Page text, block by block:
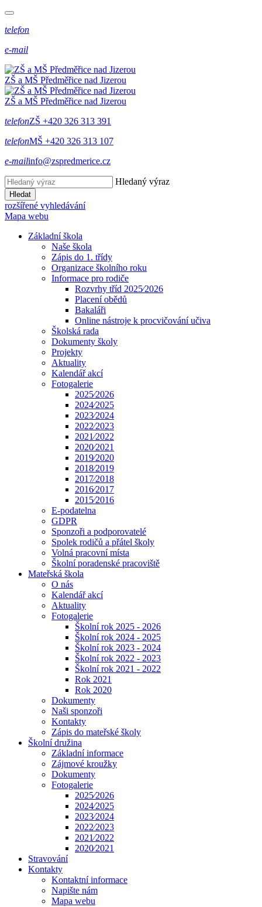
telefon
e-mail
ZŠ a MŠ Předměřice nad Jizerou
ZŠ a MŠ Předměřice nad Jizerou
telefonZŠ +420 326 313 391
telefonMŠ +420 326 313 107
e-mailinfo@zspredmerice.cz
Hledaný výraz
Hledat
rozšířené vyhledávání
Mapa webu
Základní škola
Naše škola
Zápis do 1. třídy
Organizace školního roku
Informace pro rodiče
Rozvrhy tříd 2025⁄2026
Placení obědů
Bakaláři
Online nástroje k procvičování učiva
Školská rada
Dokumenty školy
Projekty
Aktuality
Kalendář akcí
Fotogalerie
2025⁄2026
2024⁄2025
2023⁄2024
2022⁄2023
2021⁄2022
2020⁄2021
2019⁄2020
2018⁄2019
2017⁄2018
2016⁄2017
2015⁄2016
E-podatelna
GDPR
Sponzoři a podporovatelé
Spolek rodičů a přátel školy
Volná pracovní místa
Školní poradenské pracoviště
Mateřská škola
O nás
Kalendář akcí
Aktuality
Fotogalerie
Školní rok 2025 - 2026
Školní rok 2024 - 2025
Školní rok 2023 - 2024
Školní rok 2022 - 2023
Školní rok 2021 - 2022
Rok 2021
Rok 2020
Dokumenty
Naši sponzoři
Kontakty
Zápis do mateřské školy
Školní družina
Základní informace
Zájmové kroužky
Dokumenty
Fotogalerie
2025⁄2026
2024⁄2025
2023⁄2024
2022⁄2023
2021⁄2022
2020⁄2021
Stravování
Kontakty
Kontaktní informace
Napište nám
Mapa webu